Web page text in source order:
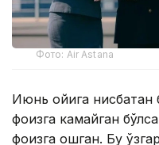
Фото: Air Astana
Июнь ойига
фоизга камайган
фоизга ошган. Бу